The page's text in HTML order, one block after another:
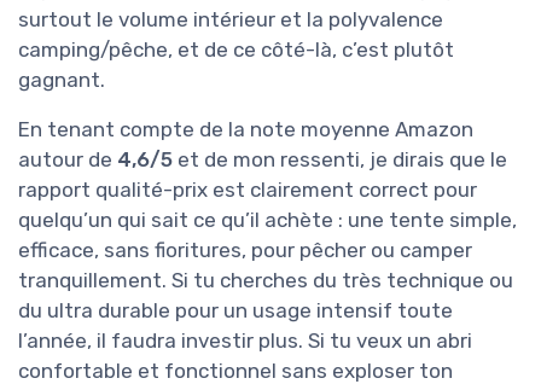
surtout le volume intérieur et la polyvalence
camping/pêche, et de ce côté-là, c’est plutôt
gagnant.
En tenant compte de la note moyenne Amazon
autour de 4,6/5 et de mon ressenti, je dirais que le
rapport qualité-prix est clairement correct pour
quelqu’un qui sait ce qu’il achète : une tente simple,
efficace, sans fioritures, pour pêcher ou camper
tranquillement. Si tu cherches du très technique ou
du ultra durable pour un usage intensif toute
l’année, il faudra investir plus. Si tu veux un abri
confortable et fonctionnel sans exploser ton